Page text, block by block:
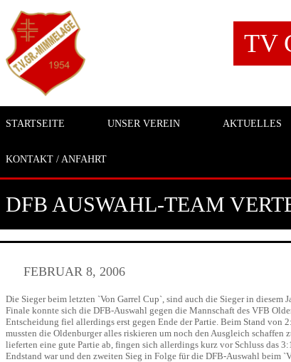
TV
STARTSEITE UNSER VEREIN AKTUELLES
KONTAKT / ANFAHRT
DFB AUSWAHL-TEAM
FEBRUAR 8, 2006
Die Sieger beim letzten `Von Garrel Cup`, sind auch die Sieger in diesem
Finale konnte sich die DFB-Auswahl gegen die Mannschaft des VFB
Entscheidung fiel allerdings erst gegen Ende der Partie. Beim Stand von
mussten die Oldenburger alles riskieren um noch den Ausgleich schaffen
lieferten eine gute Partie ab, fingen sich allerdings kurz vor Schluss das
Endstand war und den zweiten Sieg in Folge für die DFB-Auswahl beim